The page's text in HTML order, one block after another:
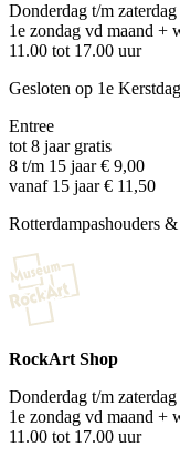
Donderdag t/m zaterdag
1e zondag vd maand +
11.00 tot 17.00 uur
Gesloten op 1e
Entree
tot 8 jaar gratis
8 t/m 15 jaar € 9,00
vanaf 15 jaar € 11,50
Rotterdampashouders
RockArt Shop
Donderdag t/m zaterdag
1e zondag vd maand +
11.00 tot 17.00 uur